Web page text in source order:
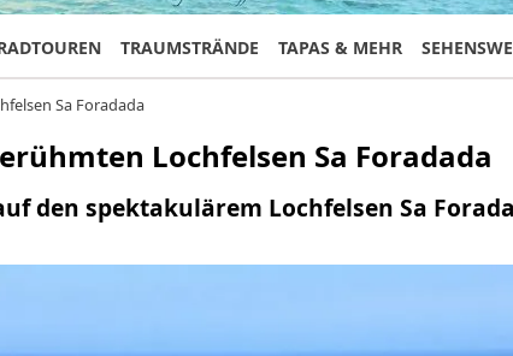
TRAUMSTRÄNDE TAPAS & MEHR
Sa Foradada
Lochfelsen Sa Foradada
den spektakulärem Lochfelsen Sa